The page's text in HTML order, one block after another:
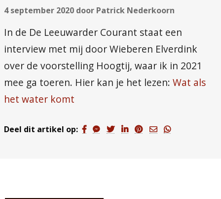
4 september 2020 door Patrick Nederkoorn
In de De Leeuwarder Courant staat een
interview met mij door Wieberen Elverdink
over de voorstelling Hoogtij, waar ik in 2021
mee ga toeren. Hier kan je het lezen: Wat als
het water komt
Deel dit artikel op: